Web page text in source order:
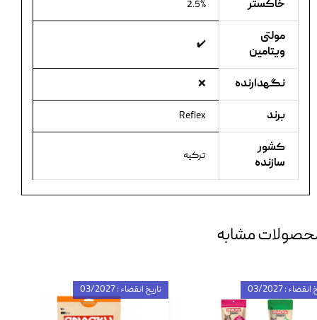
خاکستر 2.5%
مولتی
ویتامین
✔️
نگهدارنده ❌
برند Reflex
کشور
سازنده
ترکیه
مشابه
تاریخ انقضاء : 03/2027 : 03/2027